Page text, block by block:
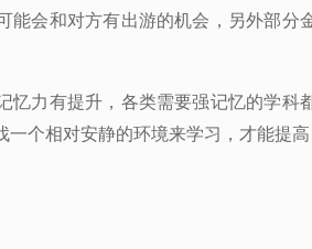
能会和对方有出游的机会，另外部分
忆力有提升，各类需要强记忆的学
个相对安静的环境来学习，才能提高